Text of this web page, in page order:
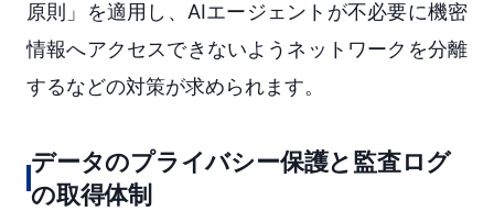
原則」を適用し、AIエージェントが不必要に機密
情報へアクセスできないようネットワークを分離
するなどの対策が求められます。
データのプライバシー保護と監査ログ
の取得体制